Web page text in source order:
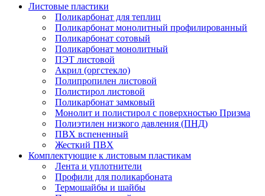
Листовые пластики
Поликарбонат для теплиц
Поликарбонат монолитный профилированный
Поликарбонат сотовый
Поликарбонат монолитный
ПЭТ листовой
Акрил (оргстекло)
Полипропилен листовой
Полистирол листовой
Поликарбонат замковый
Монолит и полистирол с поверхностью Призма
Полиэтилен низкого давления (ПНД)
ПВХ вспененный
Жесткий ПВХ
Комплектующие к листовым пластикам
Лента и уплотнители
Профили для поликарбоната
Термошайбы и шайбы